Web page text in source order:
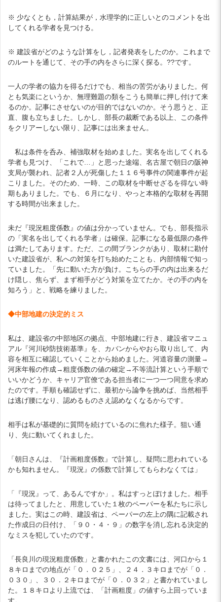
※ 少なくとも，計算結果が，水理学的に正しいとのコメントを出
してくれる学者を見つける。
※ 建設省がどのような計算をし，記者発表をしたのか。これまで
のルートを通じて、その手の内をさらに深く探る。??です。
一人の学者の協力を得るだけでも、相当の苦労がありました。何
とも気楽にというか、無理難題の類をこうも簡単に押し付けて来
るのか。記事にさせないのが目的ではないのか。そう思うと、正
直、腹も立ちました。しかし、部長の裁断である以上、この条件
をクリアーしない限り、記事には出来ません。
私は条件を呑み、補強取材を始めました。実名を出してくれる
学者も見つけ、「これで…」と思った途端、名古屋で朝日の阪神
支局が襲われ、記者２人が死傷した１１６号事件の関連事件が起
こりました。そのため、一時、この取材を中断せざるを得ない時
期もありました。でも、６月になり、やっと本格的な取材を再開
する時間が出来ました。
未だ『現況粗度係数』の値は分かっていません。でも、部長指示
の「実名を出してくれる学者」は確保。記事になる最低限の条件
は満たしてあります。ただ、この間ブランクがあり、取材に勘付
いた建設省が、私への対策を打ち始めたことも、内部情報で知っ
ていました。「先に動いた方が負け。こちらの手の内は出来るだ
け隠し、焦らず、まず相手がどう対策を立てたか。その手の内を
知ろう」と、戦略を練りました。
◆中部地建の決定的ミス
私は、建設省の中部地区の拠点、中部地建に行き、建設省マニュ
アル『河川砂防技術基準』を、カバンからやおら取り出して、内
容を相互に確認していくことから始めました。河道容量の測量→
河床年報の作成→粗度係数の値の確定→不等流計算という手順で
いいかどうか、キャリア官僚である担当者に一つ一つ同意を求め
たのです。手順も確認せずに、最初から論争を挑めば、当然相手
は逃げ腰になり、認めるものさえ認めなくなるからです。
相手は私が基礎的に質問を続けているのに焦れた様子。狙い通
り、先に動いてくれました。
「朝日さんは、『計画粗度係数』で計算し、疑問に思われている
かも知れません。『現況』の係数で計算してもらわなくては」
「『現況』って、あるんですか」。私はすっとぼけました。相手
は待ってましたと、用意していた１枚のペーパーを私たちに示し
ました。実はこの時、建設省は、ペーパーの左上の隅に記載され
た作成日の日付け、「９０・４・９」の数字を消し忘れる決定的
なミスを犯していたのです。
「長良川の現況粗度係数」と書かれたこの文書には、河口から１
８キロまでの地点が「０．０２５」、２４．３キロまでが「０．
０３０」、３０．２キロまでが「０．０３２」と書かれていまし
た。１８キロより上流では、「計画粗度」の値すら上回っていま